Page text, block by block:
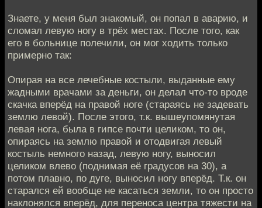
Знаете, у меня был знакомый, он попал в аварию, и
сломал левую ногу в трёх местах. После того, как
его в больнице полечили, он мог ходить только
примерно так:
Опирая на все лечебные костыли, выданные ему
жадными врачами за деньги, он делал что-то вроде
скачка вперёд на правой ноге (стараясь не задевать
землю левой). После этого, т.к. вышеупомянутая
левая нога, была в гипсе почти целиком, то он,
опираясь на землю правой и отодвигая левый
костыль немного назад, левую ногу, выносил
целиком влево (поднимая её градусов на 30), а
потом плавно, по дуге, выносил ногу вперёд. Т.к. он
старался ей вообще не касаться земли, то он просто
наклонялся вперёд, для переноса центра тяжести на